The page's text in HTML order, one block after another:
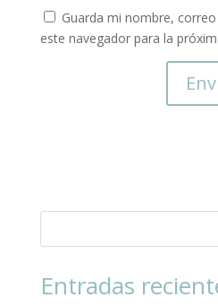
Guarda mi nombre,
este navegador para la
Entradas